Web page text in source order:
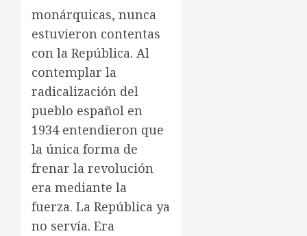
monárquicas, nunca
estuvieron contentas
con la República. Al
contemplar la
radicalización del
pueblo español en
1934 entendieron que
la única forma de
frenar la revolución
era mediante la
fuerza. La República ya
no servía. Era